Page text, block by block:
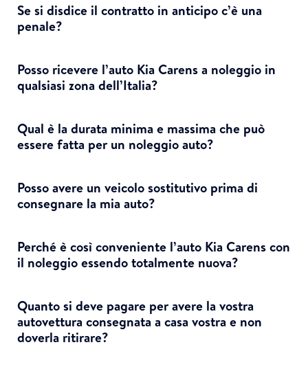
Se si disdice il contratto in anticipo c’è una
penale?
Posso ricevere l’auto Kia Carens a noleggio in
qualsiasi zona dell’Italia?
Qual è la durata minima e massima che può
essere fatta per un noleggio auto?
Posso avere un veicolo sostitutivo prima di
consegnare la mia auto?
Perché è così conveniente l’auto Kia Carens con
il noleggio essendo totalmente nuova?
Quanto si deve pagare per avere la vostra
autovettura consegnata a casa vostra e non
doverla ritirare?